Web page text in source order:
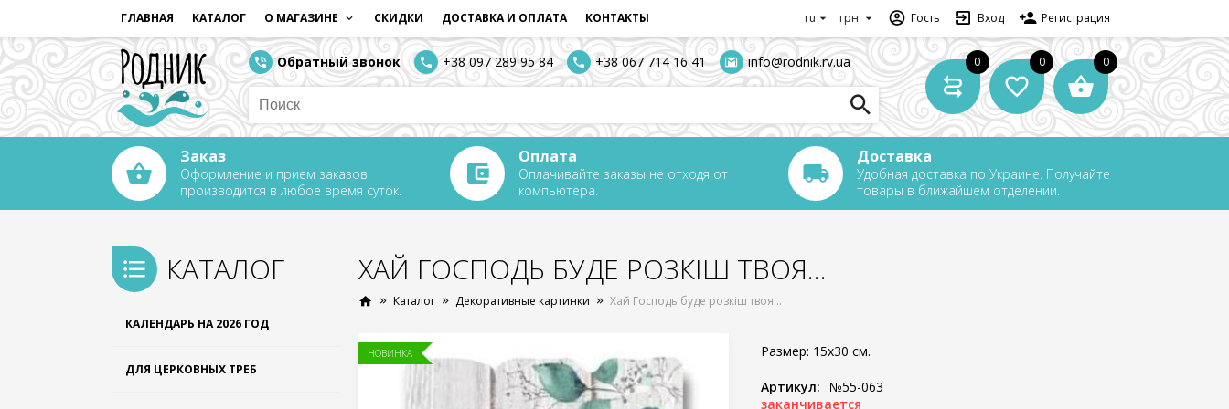
ГЛАВНАЯ КАТАЛОГ О МАГАЗИНЕ СКИДКИ ДОСТАВКА И ОПЛАТА КОНТАКТЫ Гость Вход Регистрация
грн.
ru
Обратный звонок +38 097 289 95 84 +38 067 714 16 41 info@rodnik.rv.ua 0 0 0
Заказ
Оформление и прием заказов
производится в любое время суток.
Оплата
Оплачивайте заказы не отходя от
компьютера.
Доставка
Удобная доставка по Украине. Получайте
товары в ближайшем отделении.
КАТАЛОГ
КАЛЕНДАРЬ НА 2026 ГОД
ДЛЯ ЦЕРКОВНЫХ ТРЕБ
ХАЙ ГОСПОДЬ БУДЕ РОЗКІШ ТВОЯ...
Каталог Декоративные картинки Хай Господь буде розкіш твоя...
НОВИНКА Размер: 15x30 см.
Артикул:
№55-063
заканчивается